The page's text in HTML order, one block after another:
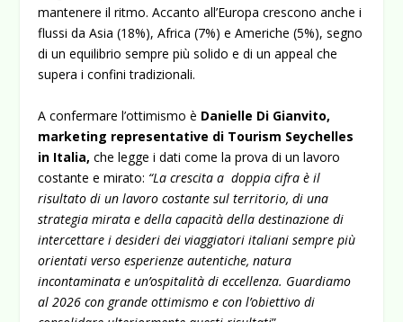
mantenere il ritmo. Accanto all’Europa crescono anche i
flussi da Asia (18%), Africa (7%) e Americhe (5%), segno
di un equilibrio sempre più solido e di un appeal che
supera i confini tradizionali.
A confermare l’ottimismo è Danielle Di Gianvito,
marketing representative di Tourism Seychelles
in Italia, che legge i dati come la prova di un lavoro
costante e mirato: “La crescita a doppia cifra è il
risultato di un lavoro costante sul territorio, di una
strategia mirata e della capacità della destinazione di
intercettare i desideri dei viaggiatori italiani sempre più
orientati verso esperienze autentiche, natura
incontaminata e un’ospitalità di eccellenza. Guardiamo
al 2026 con grande ottimismo e con l’obiettivo di